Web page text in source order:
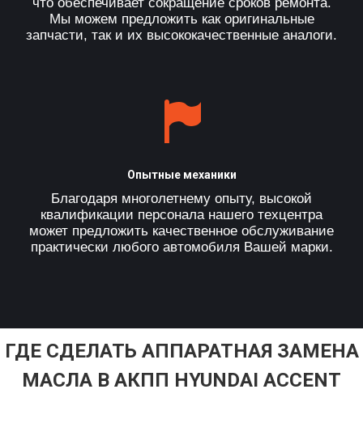
Мы можем предложить как оригинальные
запчасти, так и их высококачественные аналоги.
Опытные механики
Благодаря многолетнему опыту, высокой
квалификации персонала нашего техцентра
может предложить качественное обслуживание
практически любого автомобиля Вашей марки.
ГДЕ СДЕЛАТЬ АППАРАТНАЯ ЗАМЕНА
МАСЛА В АКПП HYUNDAI ACCENT